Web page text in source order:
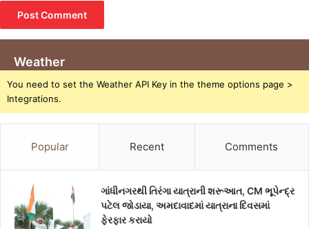
Weather
You need to set the Weather API Key in the theme options page >
Integrations.
Popular Recent Comments
ગાંધીનગરથી તિરંગા યાત્રાની શરૂઆત, CM ભૂપેન્દ્ર
પટેલ જોડાયા, અમદાવાદમાં યાત્રાના દિવસમાં
ફેરફાર કરાયો